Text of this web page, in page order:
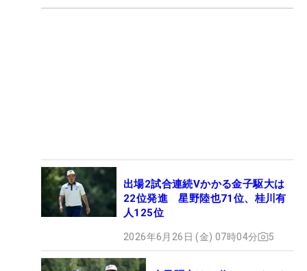
出場2試合連続Vかかる金子駆大は
22位発進 星野陸也71位、桂川有
人125位
2026年6月26日 (金) 07時04分 5